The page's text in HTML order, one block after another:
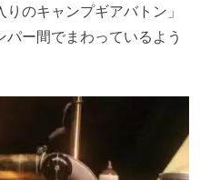
りのキャンプギアバトン 」
ー間でまわっているよう